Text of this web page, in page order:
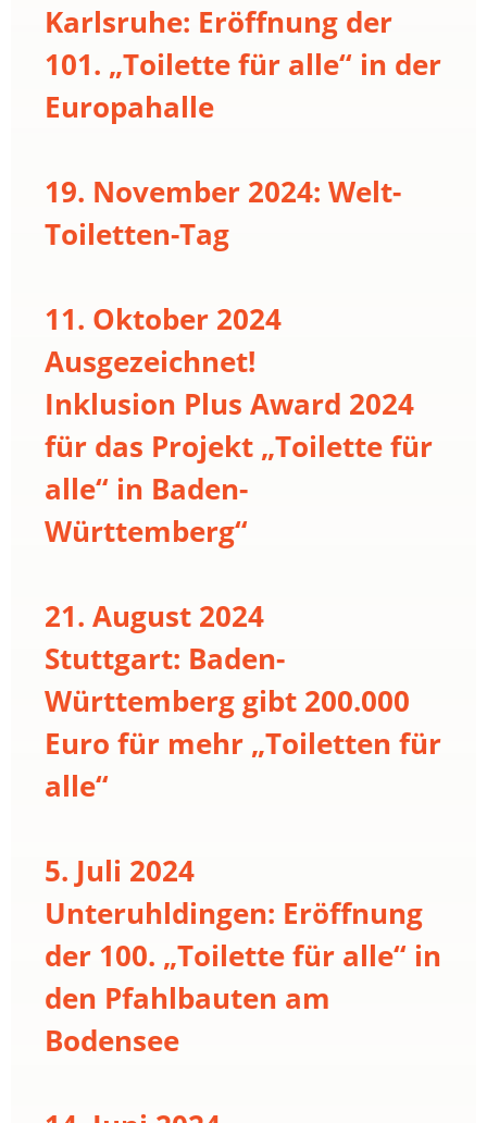
Karlsruhe: Eröffnung der
101. „Toilette für alle“ in der
Europahalle
19. November 2024: Welt-
Toiletten-Tag
11. Oktober 2024
Ausgezeichnet!
Inklusion Plus Award 2024
für das Projekt „Toilette für
alle“ in Baden-
Württemberg“
21. August 2024
Stuttgart: Baden-
Württemberg gibt 200.000
Euro für mehr „Toiletten für
alle“
5. Juli 2024
Unteruhldingen: Eröffnung
der 100. „Toilette für alle“ in
den Pfahlbauten am
Bodensee